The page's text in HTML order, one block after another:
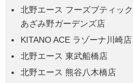
北野エース フーズブティック
あざみ野ガーデンズ店
KITANO ACE ラゾーナ川崎店
北野エース 東武船橋店
北野エース 熊谷八木橋店